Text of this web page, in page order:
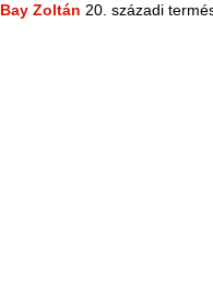
Bay Zoltán 20. századi